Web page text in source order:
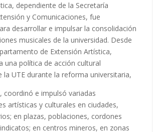
dependiente de la Secretaría
y Comunicaciones, fue
desarrollar e impulsar la consolidación
musicales de la universidad. Desde
de Extensión Artística,
una política de acción cultural
la UTE durante la reforma universitaria,
coordinó e impulsó variadas
artísticas y culturales en ciudades,
en plazas, poblaciones, cordones
en centros mineros, en zonas